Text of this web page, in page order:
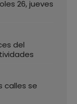
26, jueves
del
calles se